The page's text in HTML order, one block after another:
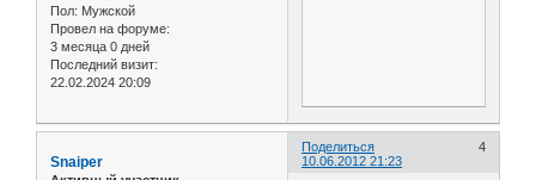
Пол: Мужской
Провел на форуме:
3 месяца 0 дней
Последний визит:
22.02.2024 20:09
Поделиться
4
10.06.2012 21:23
Snaiper